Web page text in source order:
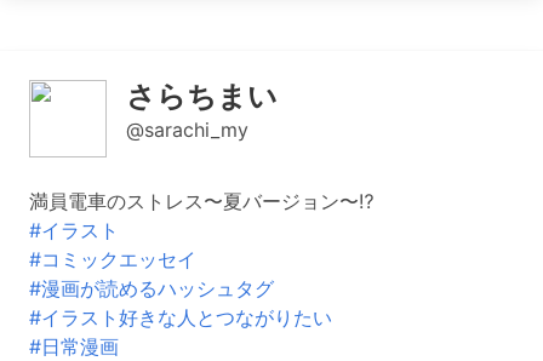
さらちまい
@sarachi_my
満員電車のストレス〜夏バージョン〜⁉️
#イラスト
#コミックエッセイ
#漫画が読めるハッシュタグ
#イラスト好きな人とつながりたい
#日常漫画